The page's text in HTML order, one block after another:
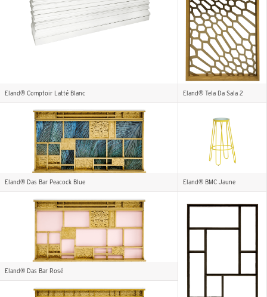
Eland® Comptoir Latté Blanc
Eland® Das Bar Peacock Blue
Eland® Das Bar Rosé
Eland® Tela Da Sala 2
Eland® BMC Jaune